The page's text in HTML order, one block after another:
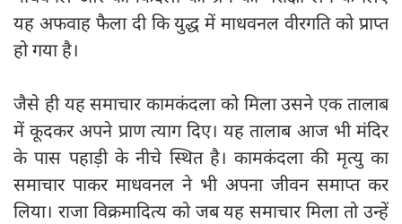
यह अफवाह फैला दी कि युद्ध में माधवनल वीरगति को प्राप्त
हो गया है।
जैसे ही यह समाचार कामकंदला को मिला उसने एक तालाब
में कूदकर अपने प्राण त्याग दिए। यह तालाब आज भी मंदिर
के पास पहाड़ी के नीचे स्थित है। कामकंदला की मृत्यु का
समाचार पाकर माधवनल ने भी अपना जीवन समाप्त कर
लिया। राजा विक्रमादित्य को जब यह समाचार मिला तो उन्हें